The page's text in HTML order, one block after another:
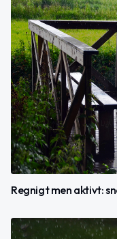
Regnigt men aktivt: